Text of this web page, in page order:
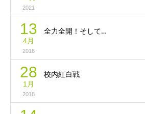
2021
13
4月
2016
全力全開！そして…
28
1月
2018
校内紅白戦